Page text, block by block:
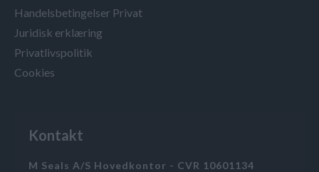
Handelsbetingelser Privat
Juridisk erklæring
Privatlivspolitik
Cookies
Kontakt
M Seals A/S Hovedkontor - CVR 10601134